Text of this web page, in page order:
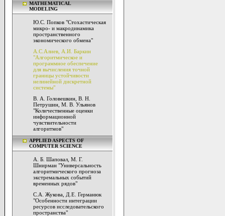
MATHEMATICAL
MODELING
Ю.С. Попков "Стохастическая
микро- и макродинамика
пространственного
экономического обмена"
А.С.Алиев, А.И. Баркин
"Алгоритмическое и
программное обеспечение
для вычисления точной
границы устойчивости
нелинейной дискретной
системы"
В. А. Головешкин, В. Н.
Петрушин, М. В. Ульянов
"Количественные оценки
информационной
чувствительности
алгоритмов"
APPLIED ASPECTS OF
COMPUTER SCIENCE
А. Б. Шаповал, М. Г.
Шнирман "Универсальность
алгоритмического прогноза
экстремальных событий
временных рядов"
С.А. Жукова, Д.Е. Германюк
"Особенности интеграции
ресурсов исследовательского
пространства"